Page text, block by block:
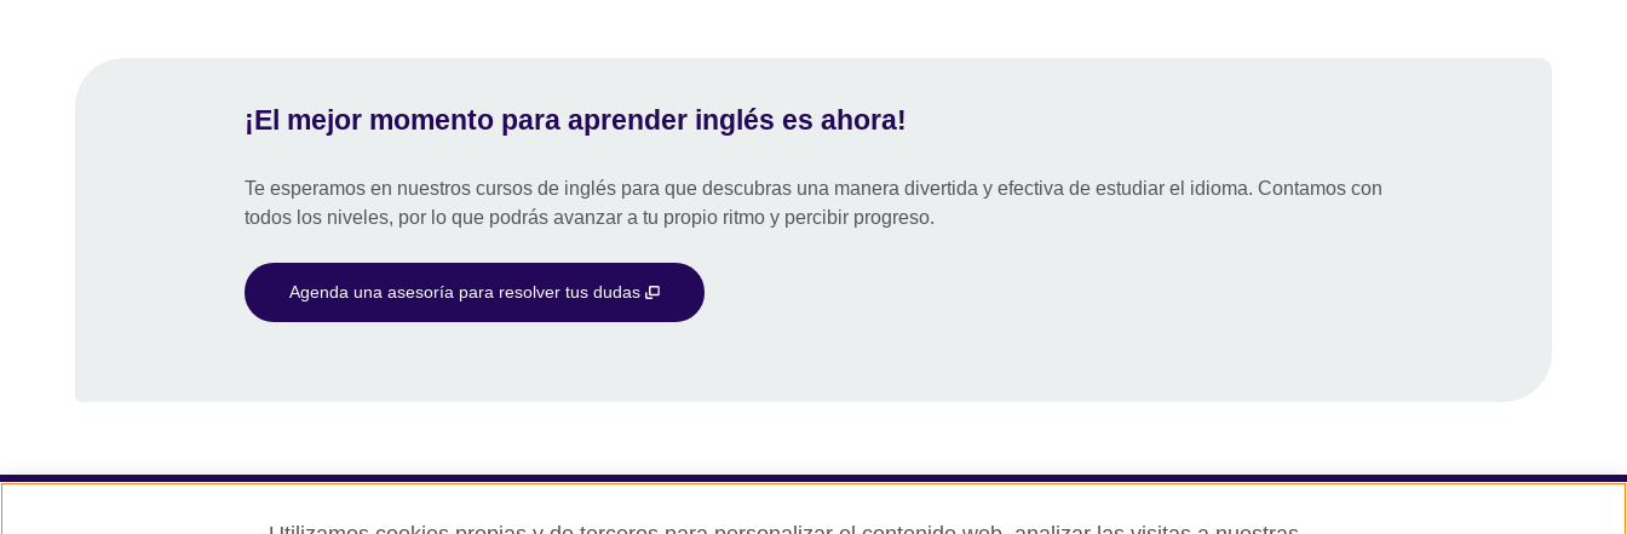
¡El mejor momento para aprender inglés es ahora!
Te esperamos en nuestros cursos de inglés para que descubras una manera divertida y efectiva de estudiar el idioma. Contamos con
todos los niveles, por lo que podrás avanzar a tu propio ritmo y percibir progreso.
Agenda una asesoría para resolver tus dudas